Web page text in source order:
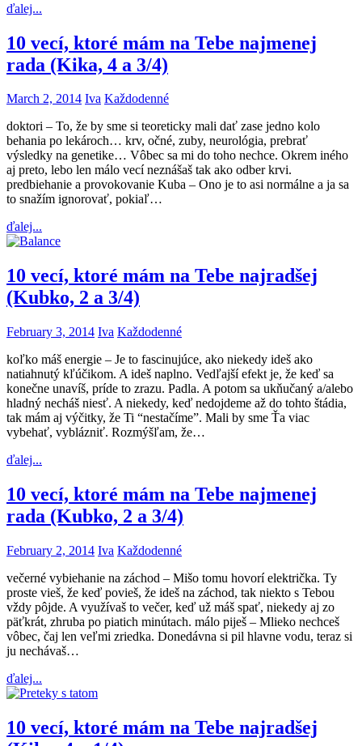
ďalej...
10 vecí, ktoré mám na Tebe najmenej
rada (Kika, 4 a 3/4)
March 2, 2014 Iva Každodenné
doktori – To, že by sme si teoreticky mali dať zase jedno kolo
behania po lekároch… krv, očné, zuby, neurológia, prebrať
výsledky na genetike… Vôbec sa mi do toho nechce. Okrem iného
aj preto, lebo len málo vecí neznášaš tak ako odber krvi.
predbiehanie a provokovanie Kuba – Ono je to asi normálne a ja sa
to snažím ignorovať, pokiaľ…
ďalej...
10 vecí, ktoré mám na Tebe najradšej
(Kubko, 2 a 3/4)
February 3, 2014 Iva Každodenné
koľko máš energie – Je to fascinujúce, ako niekedy ideš ako
natiahnutý kľúčikom. A ideš naplno. Vedľajší efekt je, že keď sa
konečne unavíš, príde to zrazu. Padla. A potom sa ukňučaný a/alebo
hladný necháš niesť. A niekedy, keď nedojdeme až do tohto štádia,
tak mám aj výčitky, že Ti “nestačíme”. Mali by sme Ťa viac
vybehať, vyblázniť. Rozmýšľam, že…
ďalej...
10 vecí, ktoré mám na Tebe najmenej
rada (Kubko, 2 a 3/4)
February 2, 2014 Iva Každodenné
večerné vybiehanie na záchod – Mišo tomu hovorí električka. Ty
proste vieš, že keď povieš, že ideš na záchod, tak niekto s Tebou
vždy pôjde. A využívaš to večer, keď už máš spať, niekedy aj zo
päťkrát, zhruba po piatich minútach. málo piješ – Mlieko nechceš
vôbec, čaj len veľmi zriedka. Donedávna si pil hlavne vodu, teraz si
ju nechávaš…
ďalej...
10 vecí, ktoré mám na Tebe najradšej